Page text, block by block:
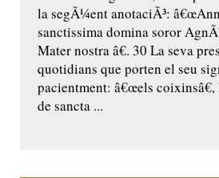
la segÃ¼ent anotaciÃ³:
sanctissima domina soror
Mater nostra â€. 30 La seva
quotidians que porten el seu
pacientment: â€œels
de sancta ...